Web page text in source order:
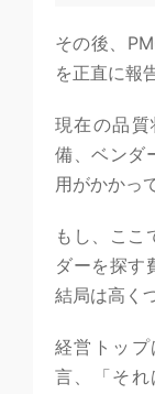
その後、
を正直に報
現在の品
備、ベンダ
用がかかっ
もし、ここ
ダーを探す
結局は高く
経営トッ
言、「そ